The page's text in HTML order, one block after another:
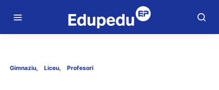
Gimnaziu Liceu Profesori